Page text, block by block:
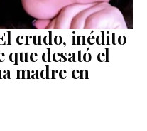
crudo, inédito
desató el
madre en